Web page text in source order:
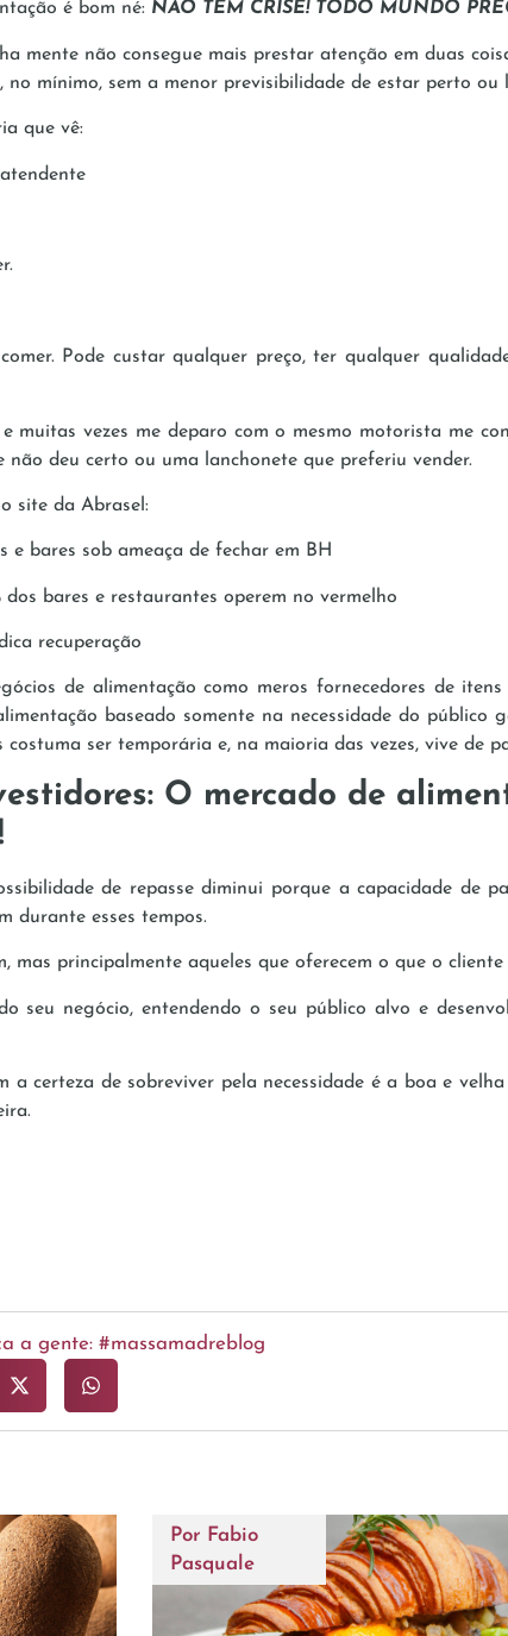
é bom né: NÃO TEM CRISE! TODO MUNDO
mente não consegue mais prestar atenção em duas
mínimo, sem a menor previsibilidade de estar perto ou
que vê:
Pode custar qualquer preço, ter qualquer
e muitas vezes me deparo com o mesmo motorista me
deu certo ou uma lanchonete que preferiu vender.
site da Abrasel:
e bares sob ameaça de fechar em BH
dos bares e restaurantes operem no vermelho
recuperação
de alimentação como meros fornecedores de
baseado somente na necessidade do
ser temporária e, na maioria das vezes, vive de
O mercado de
de repasse diminui porque a capacidade de
durante esses tempos.
mas principalmente aqueles que oferecem o que o cliente
seu negócio, entendendo o seu público alvo e
certeza de sobreviver pela necessidade é a boa e
a gente: #massamadreblog
Por Fabio
Pasquale